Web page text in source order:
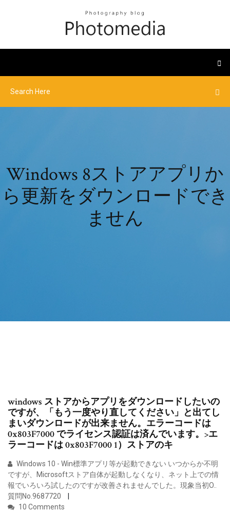
Windows 8ストアアプリか
ら更新をダウンロードでき
ません
windows ストアからアプリをダウンロードしたいの
ですが、「もう一度やり直してください」と出てし
まいダウンロードが出来ません。エラーコードは
0x803F7000 でライセンス認証は済んでいます。>エ
ラーコードは 0x803F7000 1）ストアのキ
Windows 10 - Win標準アプリ等が起動できない いつからか不明
ですが、Microsoftストア自体が起動しなくなり、ネット上での情
報でいろいろ試したのですが改善されませんでした。現象当初O..
質問No.9687720
10 Comments